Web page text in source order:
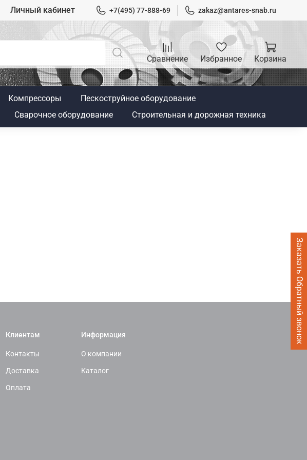
Заказать Обратный звонок
Личный кабинет +7(495) 77-888-69 zakaz@antares-snab.ru
Сравнение Избранное Корзина
Компрессоры
Пескоструйное оборудование
Сварочное оборудование Строительная и дорожная техника
Клиентам
Контакты
Доставка
Оплата
Информация
О компании
Каталог